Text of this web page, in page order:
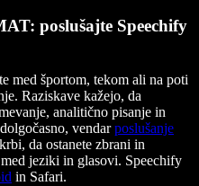
poslušajte Speechify
med športom, tekom ali na poti
Raziskave kažejo, da
analitično pisanje in
vendarposlušanje
da ostanete zbrani in
jeziki in glasovi. Speechify
in Safari.